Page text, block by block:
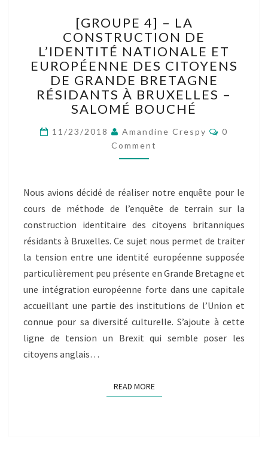
4]
–
LA
CONSTRUCTION
DE
L’IDENTITÉ
NATIONALE
ET
EUROPÉENNE
DES
BRETAGNE
RÉSIDANTS
À
BRUXELLES
–
SALOMÉ
BOUCHÉ
[GROUPE 4] – LA
CONSTRUCTION DE
L’IDENTITÉ NATIONALE ET
EUROPÉENNE DES CITOYENS
DE GRANDE BRETAGNE
RÉSIDANTS À BRUXELLES –
SALOMÉ BOUCHÉ
11/23/2018 Amandine Crespy
0
Comment
Nous avions décidé de réaliser notre enquête pour le
cours de méthode de l’enquête de terrain sur la
construction identitaire des citoyens britanniques
résidants à Bruxelles. Ce sujet nous permet de traiter
la tension entre une identité européenne supposée
particulièrement peu présente en Grande Bretagne et
une intégration européenne forte dans une capitale
accueillant une partie des institutions de l’Union et
connue pour sa diversité culturelle. S’ajoute à cette
ligne de tension un Brexit qui semble poser les
citoyens anglais…
READ MOREREAD MORE